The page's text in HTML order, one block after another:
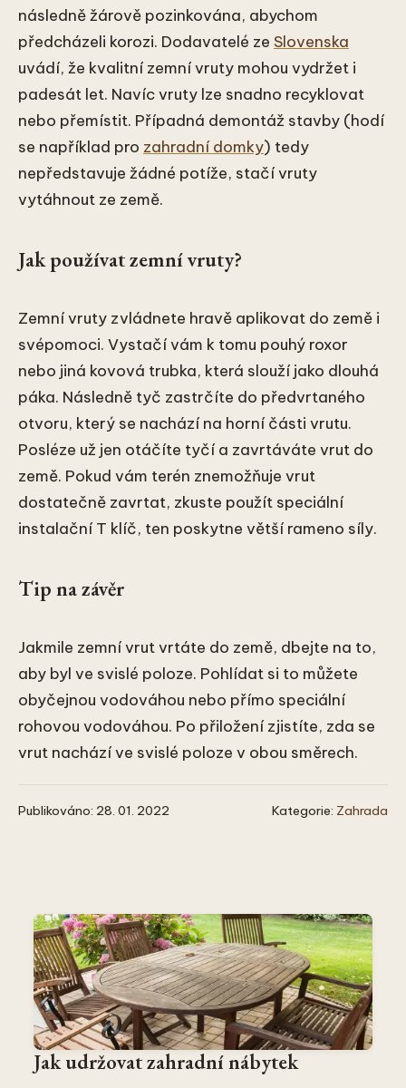
následně žárově pozinkována, abychom
předcházeli korozi. Dodavatelé ze Slovenska
uvádí, že kvalitní zemní vruty mohou vydržet i
padesát let. Navíc vruty lze snadno recyklovat
nebo přemístit. Případná demontáž stavby (hodí
se například pro zahradní domky) tedy
nepředstavuje žádné potíže, stačí vruty
vytáhnout ze země.
Jak používat zemní vruty?
Zemní vruty zvládnete hravě aplikovat do země i
svépomoci. Vystačí vám k tomu pouhý roxor
nebo jiná kovová trubka, která slouží jako dlouhá
páka. Následně tyč zastrčíte do předvrtaného
otvoru, který se nachází na horní části vrutu.
Posléze už jen otáčíte tyčí a zavrtáváte vrut do
země. Pokud vám terén znemožňuje vrut
dostatečně zavrtat, zkuste použít speciální
instalační T klíč, ten poskytne větší rameno síly.
Tip na závěr
Jakmile zemní vrut vrtáte do země, dbejte na to,
aby byl ve svislé poloze. Pohlídat si to můžete
obyčejnou vodováhou nebo přímo speciální
rohovou vodováhou. Po přiložení zjistíte, zda se
vrut nachází ve svislé poloze v obou směrech.
Publikováno: 28. 01. 2022 Kategorie: Zahrada
Jak udržovat zahradní nábytek